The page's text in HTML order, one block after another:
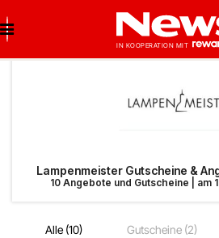
Breuninger
Neueste Gutscheine
Neueste Angebote
Lampenmeister Gutscheine &
10 Angebote und Gutscheine | am
Alle (10) Gutscheine (2)